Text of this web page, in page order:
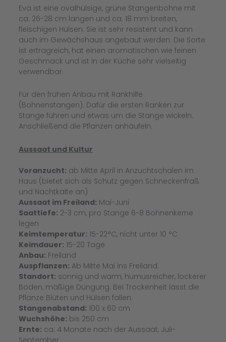
Eva ist eine ovalhülsige, grüne Stangenbohne mit
ca. 26-28 cm langen und ca. 18 mm breiten,
fleischigen Hülsen. Sie ist sehr resistent und kann
auch im Gewächshaus angebaut werden. Die Sorte
ist ertragreich, hat einen aromatischen wie feinen
Geschmack und ist in der Küche sehr vielseitig
verwendbar.
Für den frühen Anbau mit Rankhilfe
(Bohnenstangen). Dafür die ersten Ranken zur
Stange führen und etwas um die Stange wickeln.
Anschließend die Pflanzen anhäufeln.
Aussaat und Kultur
Voranzucht: ab Mitte April in Anzuchtschalen im
Haus (bietet sich als Schutz gegen Schneckenfraß
und Nachtkälte an)
Aussaat im Freiland: Mai-Juni
Saattiefe: 2-3 cm, pro Stange 6-8 Bohnenkerne
legen
Keimtemperatur: 15-22°C, nicht unter 10 °C
Keimdauer: 15-20 Tage
Anbau: Freiland
Auspflanzen: Ab Mitte Mai ins Freiland.
Standort: sonnig und warm, humusreicher, lockerer
Boden, mäßige Düngung. Bei Trockenheit lässt die
Pflanze Blüten und Hülsen fallen.
Stangenabstand: 100 x 60 cm
Wuchshöhe: bis 250 cm
Ernte: ca. 4 Monate nach der Aussaat, Juli-
September